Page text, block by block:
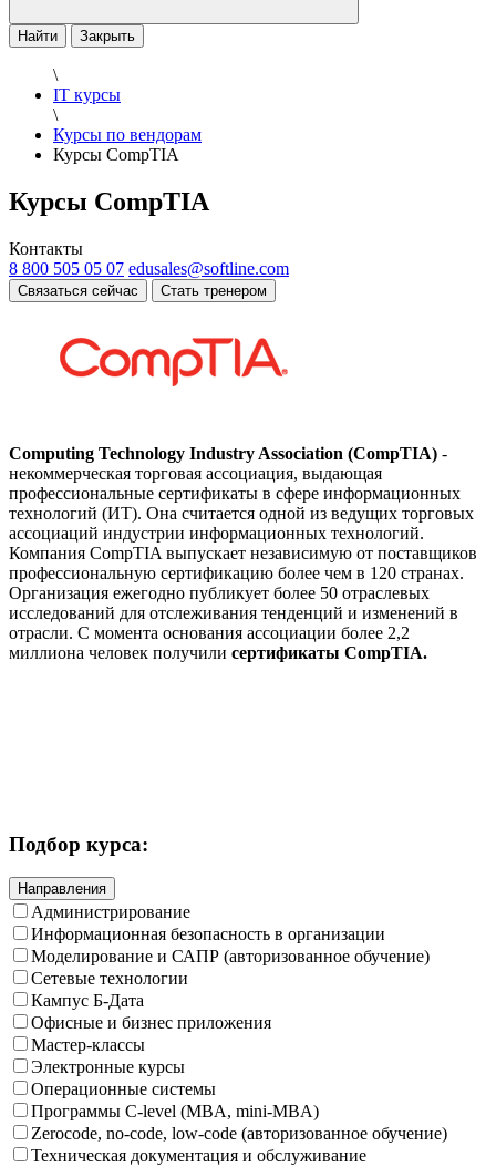
Найти Закрыть
\
IT курсы
\
Курсы по вендорам
Курсы CompTIA
Курсы CompTIA
Контакты
8 800 505 05 07 edusales@softline.com
Связаться сейчас Стать тренером
Computing Technology Industry Association (CompTIA) -
некоммерческая торговая ассоциация, выдающая
профессиональные сертификаты в сфере информационных
технологий (ИТ). Она считается одной из ведущих торговых
ассоциаций индустрии информационных технологий.
Компания CompTIA выпускает независимую от поставщиков
профессиональную сертификацию более чем в 120 странах.
Организация ежегодно публикует более 50 отраслевых
исследований для отслеживания тенденций и изменений в
отрасли. С момента основания ассоциации более 2,2
миллиона человек получили сертификаты CompTIA.
Подбор курса:
Направления
Администрирование
Информационная безопасность в организации
Моделирование и САПР (авторизованное обучение)
Сетевые технологии
Кампус Б-Дата
Офисные и бизнес приложения
Мастер-классы
Электронные курсы
Операционные системы
Программы C-level (MBA, mini-MBA)
Zerocode, no-code, low-code (авторизованное обучение)
Техническая документация и обслуживание